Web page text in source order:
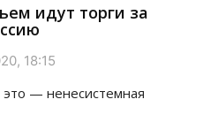
идут торги за
18:15
это — ненесистемная